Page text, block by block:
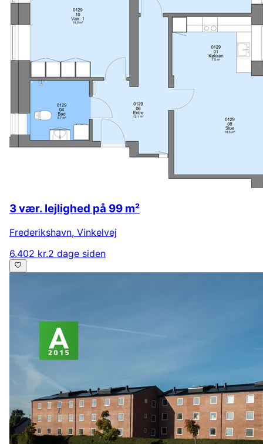
3 vær. lejlighed på 99 m²
Frederikshavn, Vinkelvej
6.402 kr.2 dage siden